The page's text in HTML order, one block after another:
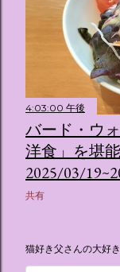
4:03:00 午後
バード・ウ
洋食」を堪
2025/03/
共有
猫好き父さんの大好